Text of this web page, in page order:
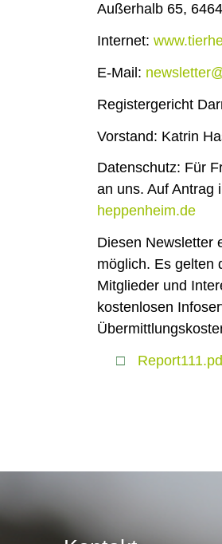
Außerhalb 65,
Internet:
E-Mail:
Registergericht
Vorstand: Katrin
Datenschutz: Für
an uns. Auf Antrag
heppenheim.de
Diesen Newsletter
möglich. Es gelten
Mitglieder und
kostenlosen